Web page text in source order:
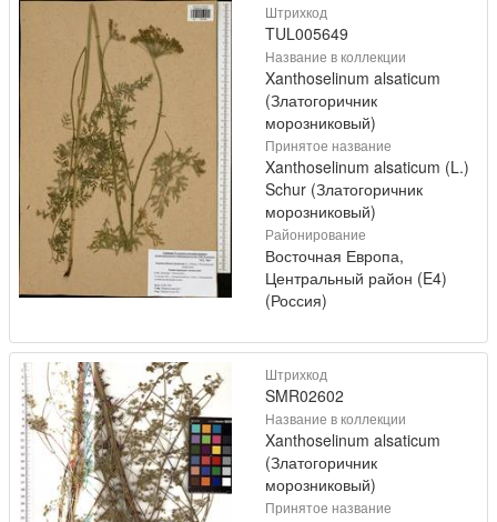
Штрихкод
TUL005649
Название в коллекции
Xanthoselinum alsaticum
(Златогоричник
морозниковый)
Принятое название
Xanthoselinum alsaticum (L.)
Schur (Златогоричник
морозниковый)
Районирование
Восточная Европа,
Центральный район (E4)
(Россия)
Штрихкод
SMR02602
Название в коллекции
Xanthoselinum alsaticum
(Златогоричник
морозниковый)
Принятое название